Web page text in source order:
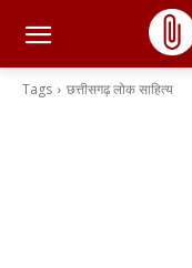
Tags छत्तीसगढ़ लोक साहित्य